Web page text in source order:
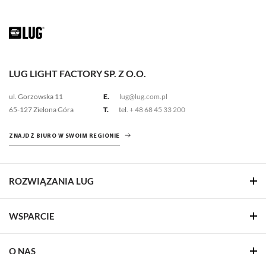
LUG LIGHT FACTORY SP. Z O.O.
ul. Gorzowska 11
65-127 Zielona Góra
E.
lug@lug.com.pl
T.
tel. + 48 68 45 33 200
ZNAJDŹ BIURO W SWOIM REGIONIE
ROZWIĄZANIA LUG
WSPARCIE
O NAS